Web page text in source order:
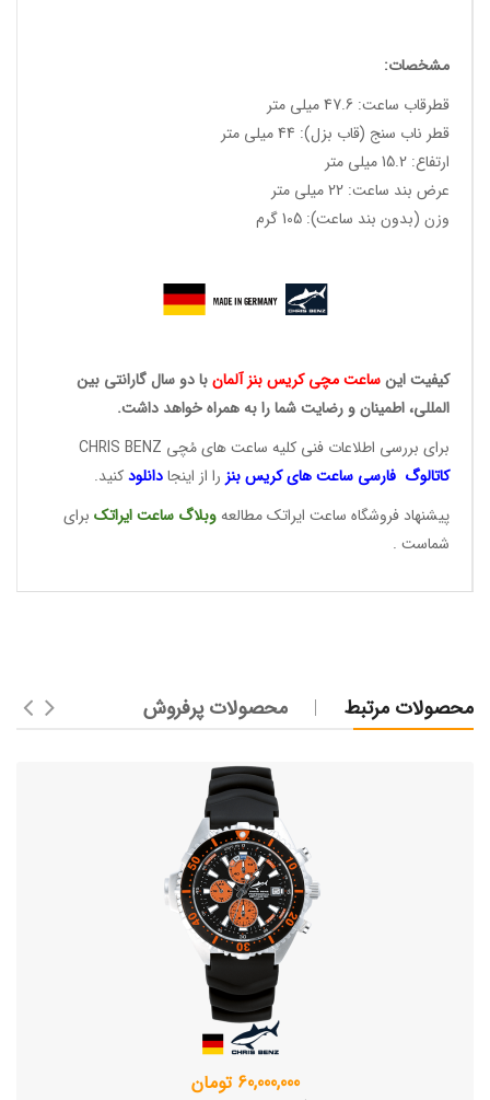
مشخصات:
قطرقاب ساعت: 47.6 میلی متر
قطر ناب سنج (قاب بزل): 44 میلی متر
ارتفاع: 15.2 میلی متر
عرض بند ساعت: 22 میلی متر
وزن (بدون بند ساعت): 105 گرم
کیفیت اینساعت مچی کریسبنز آلمانبا دو سال گارانتی بین
المللی، اطمینان و رضایت شما را به همراه خواهد داشت.
برای بررسی اطلاعات فنی کلیه ساعت های مُچی CHRIS BENZ
کاتالوگ فارسی ساعت هایکریس بنز را از اینجادانلودکنید.
پیشنهاد فروشگاه ساعت ایراتک مطالعهوبلاگ ساعتایراتک برای
شماست .
محصولات مرتبط محصولات پرفروش
60,000,000 تومان